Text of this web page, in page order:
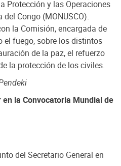
Protección y las Operaciones
Congo (MONUSCO).
la Comisión, encargada de
el fuego, sobre los distintos
de la paz, el refuerzo
la protección de los civiles.
la Convocatoria Mundial de
del Secretario General en